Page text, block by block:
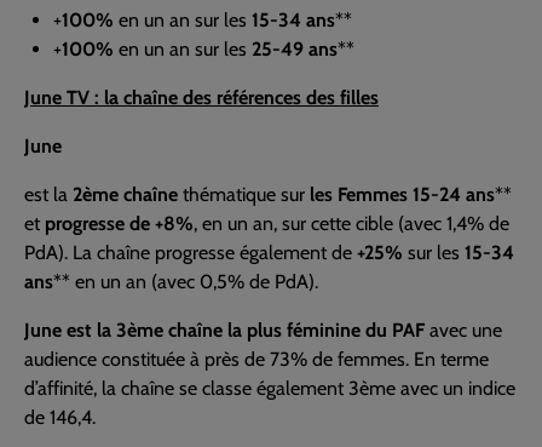
+100% en un an sur les 15-34 ans**
+100% en un an sur les 25-49 ans**
June TV : la chaîne des références des filles
June
est la 2ème chaîne thématique sur les Femmes 15-24 ans**
et progresse de +8%, en un an, sur cette cible (avec 1,4% de
PdA). La chaîne progresse également de +25% sur les 15-34
ans** en un an (avec 0,5% de PdA).
June est la 3ème chaîne la plus féminine du PAF avec une
audience constituée à près de 73% de femmes. En terme
d’affinité, la chaîne se classe également 3ème avec un indice
de 146,4.